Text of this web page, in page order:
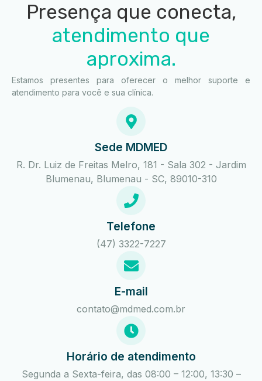
Presença que conecta,
atendimento que
aproxima.
Estamos presentes para oferecer o melhor suporte e
atendimento para você e sua clínica.
Sede MDMED
R. Dr. Luiz de Freitas Melro, 181 - Sala 302 - Jardim
Blumenau, Blumenau - SC, 89010-310
Telefone
(47) 3322-7227
E-mail
contato@mdmed.com.br
Horário de atendimento
Segunda a Sexta-feira, das 08:00 – 12:00, 13:30 –